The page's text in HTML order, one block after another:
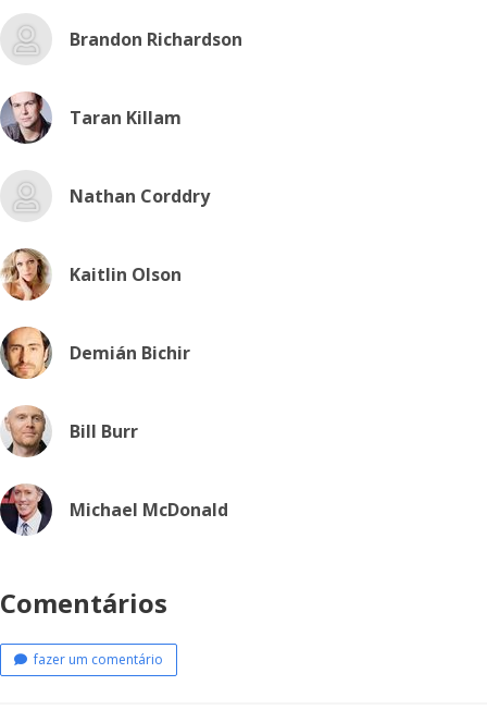
Brandon Richardson
Taran Killam
Nathan Corddry
Kaitlin Olson
Demián Bichir
Bill Burr
Michael McDonald
Comentários
fazer um comentário